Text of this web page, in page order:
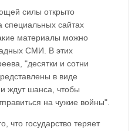
силы открыто
специальных сайтах
материалы можно
СМИ. В этих
"десятки и сотни
в виде
ждут шанса, чтобы
на чужие войны".
что государство теряет